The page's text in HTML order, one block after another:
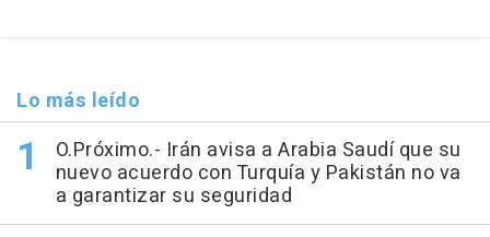
Lo más leído
O.Próximo.- Irán avisa a Arabia Saudí que su
nuevo acuerdo con Turquía y Pakistán no va
a garantizar su seguridad